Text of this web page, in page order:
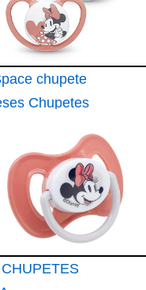
chupete
Chupetes
Silicona sin
Minnie
2 unidades